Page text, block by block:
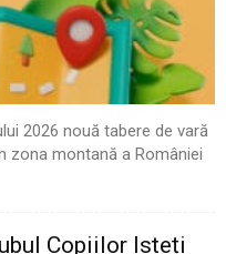
2026 nouă tabere de vară
zona montană a României
Copiilor Isteți